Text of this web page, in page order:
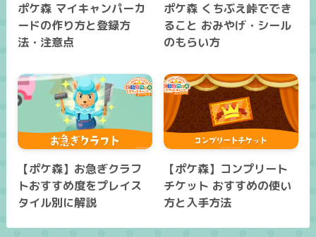
ポケ森 マイキャンパーカ
ードの作り方と登録方
法・注意点
ポケ森 くちぶえ峠ででき
ること おみやげ・シール
のもらい方
【ポケ森】お急ぎクラフ
トおすすめ度をプレイス
タイル別に解説
【ポケ森】コンプリート
チケット おすすめの使い
方と入手方法